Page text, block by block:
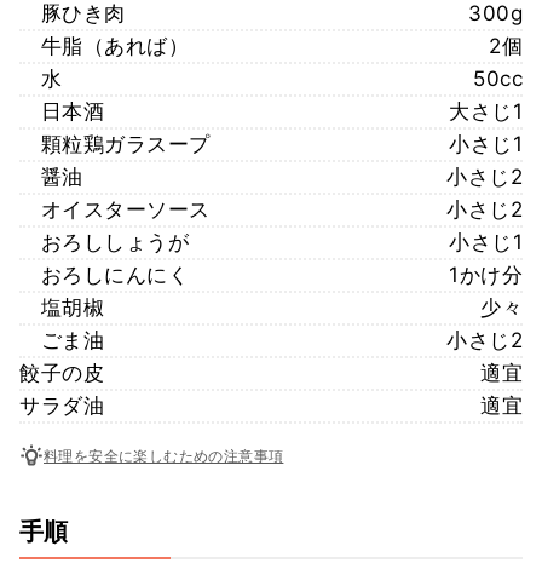
豚ひき肉
300g
牛脂（あれば）
2個
水
50cc
日本酒
大さじ1
顆粒鶏ガラスープ
小さじ1
醤油
小さじ2
オイスターソース
小さじ2
おろししょうが
小さじ1
おろしにんにく
1かけ分
塩胡椒
少々
ごま油
小さじ2
餃子の皮
適宜
サラダ油
適宜
料理を安全に楽しむための注意事項
手順